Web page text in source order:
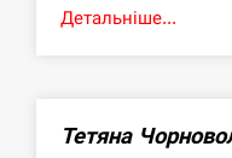
Детальніше...
Тетяна